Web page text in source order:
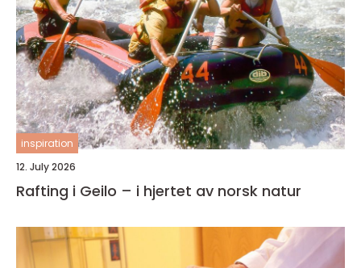
inspiration
12. July 2026
Rafting i Geilo – i hjertet av norsk natur